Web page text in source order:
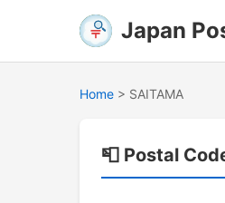
Japan
Home > SAITAMA
📮 Postal